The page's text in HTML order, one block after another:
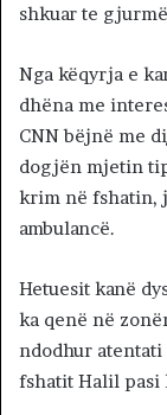
shkuar te
Nga këqyrja e
dhëna me
CNN bëjnë me
dogjën mjetin
krim në fshatin,
ambulancë.
Hetuesit kanë
ka qenë në
ndodhur atentati
fshatit Halil pasi